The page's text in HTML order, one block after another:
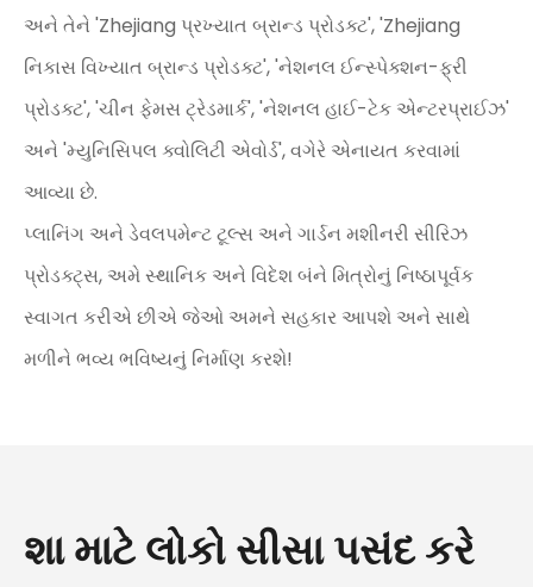
અને તેને 'Zhejiang પ્રખ્યાત બ્રાન્ડ પ્રોડક્ટ', 'Zhejiang
નિકાસ વિખ્યાત બ્રાન્ડ પ્રોડક્ટ', 'નેશનલ ઈન્સ્પેક્શન-ફ્રી
પ્રોડક્ટ', 'ચીન ફેમસ ટ્રેડમાર્ક', 'નેશનલ હાઈ-ટેક એન્ટરપ્રાઈઝ'
અને 'મ્યુનિસિપલ ક્વોલિટી એવોર્ડ', વગેરે એનાયત કરવામાં
આવ્યા છે.
પ્લાનિંગ અને ડેવલપમેન્ટ ટૂલ્સ અને ગાર્ડન મશીનરી સીરિઝ
પ્રોડક્ટ્સ, અમે સ્થાનિક અને વિદેશ બંને મિત્રોનું નિષ્ઠાપૂર્વક
સ્વાગત કરીએ છીએ જેઓ અમને સહકાર આપશે અને સાથે
મળીને ભવ્ય ભવિષ્યનું નિર્માણ કરશે!
શા માટે લોકો સીસા પસંદ કરે